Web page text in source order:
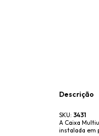
Descrição
SKU: 3431
A Caixa
instalada em